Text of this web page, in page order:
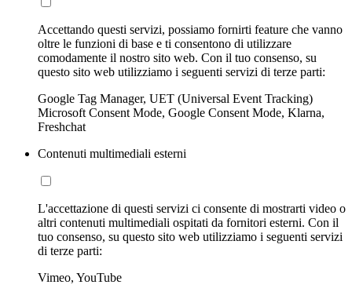
Accettando questi servizi, possiamo fornirti feature che vanno
oltre le funzioni di base e ti consentono di utilizzare
comodamente il nostro sito web. Con il tuo consenso, su
questo sito web utilizziamo i seguenti servizi di terze parti:
Google Tag Manager, UET (Universal Event Tracking)
Microsoft Consent Mode, Google Consent Mode, Klarna,
Freshchat
Contenuti multimediali esterni
L'accettazione di questi servizi ci consente di mostrarti video o
altri contenuti multimediali ospitati da fornitori esterni. Con il
tuo consenso, su questo sito web utilizziamo i seguenti servizi
di terze parti:
Vimeo, YouTube